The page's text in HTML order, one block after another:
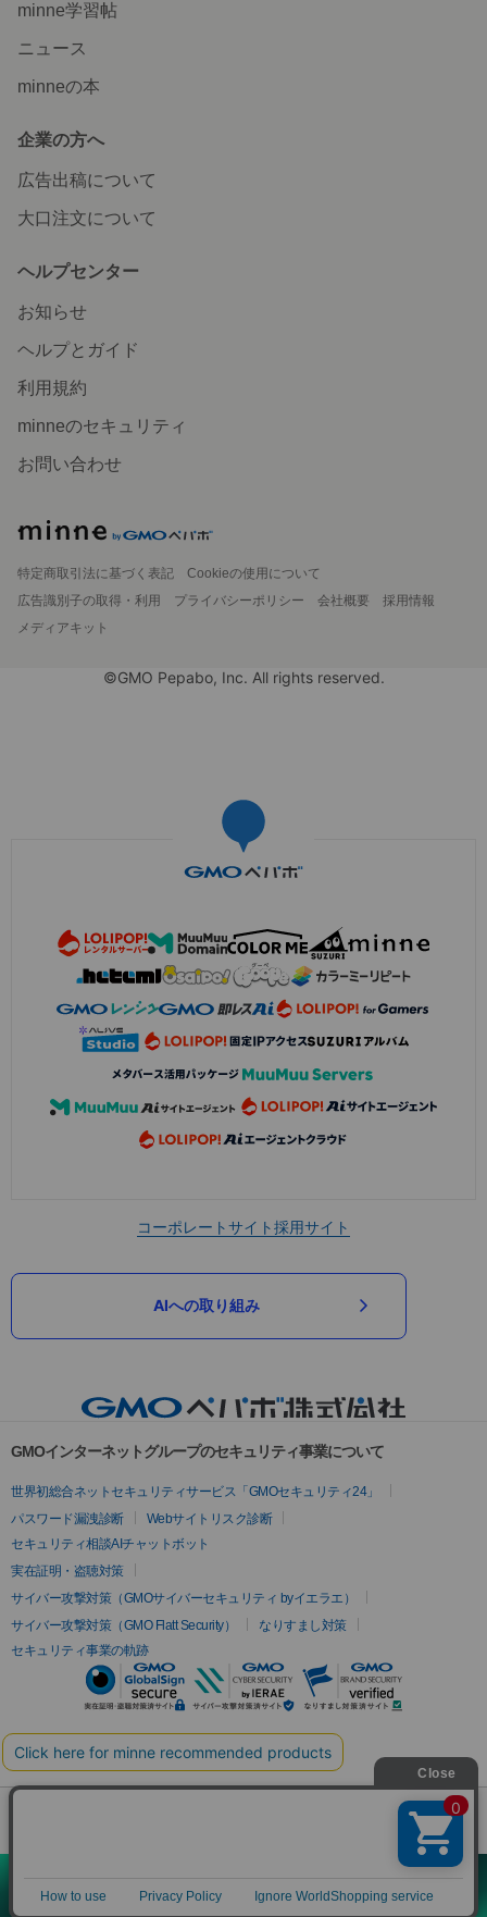
minne学習帖
ニュース
minneの本
企業の方へ
広告出稿について
大口注文について
ヘルプセンター
お知らせ
ヘルプとガイド
利用規約
minneのセキュリティ
お問い合わせ
特定商取引法に基づく表記
Cookieの使用について
広告識別子の取得・利用
プライバシーポリシー 会社概要
採用情報
メディアキット
©GMO Pepabo, Inc. All rights reserved.
コーポレートサイト採用サイト
AIへの取り組み
GMOインターネットグループのセキュリティ事業について
世界初総合ネットセキュリティサービス「GMOセキュリティ24」
パスワード漏洩診断
Webサイトリスク診断
セキュリティ相談AIチャットボット
実在証明・盗聴対策
サイバー攻撃対策（GMOサイバーセキュリティ byイエラエ）
サイバー攻撃対策（GMO Flatt Security）
なりすまし対策
セキュリティ事業の軌跡
無料診断